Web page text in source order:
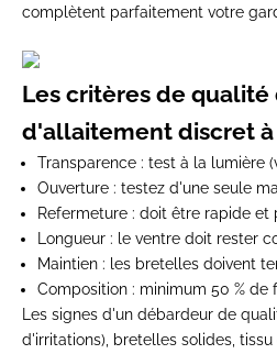
complètent parfaitement votre
Les critères de
d'allaitement discret
Transparence : test à la lumière
Ouverture : testez d'une seule
Refermeture : doit être rapide et
Longueur : le ventre doit rester
Maintien : les bretelles doivent
Composition : minimum 50 % de
Les signes d'un débardeur de
d'irritations), bretelles solides,